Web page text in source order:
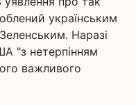
українським
Наразі
"з нетерпінням
важливого